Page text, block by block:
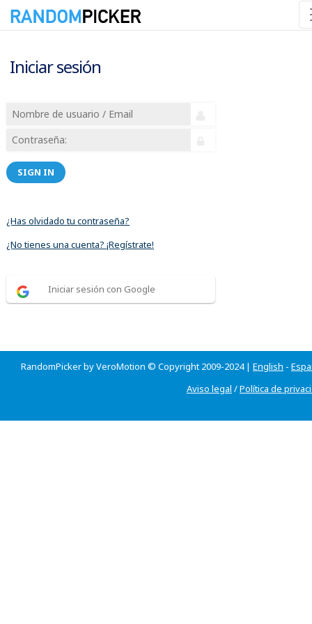
Iniciar sesión
SIGN IN
¿Has olvidado tu contraseña?
¿No tienes una cuenta? ¡Regístrate!
Iniciar sesión con Google
RandomPicker by VeroMotion © Copyright 2009-2024 | English -
Aviso legal /Política de